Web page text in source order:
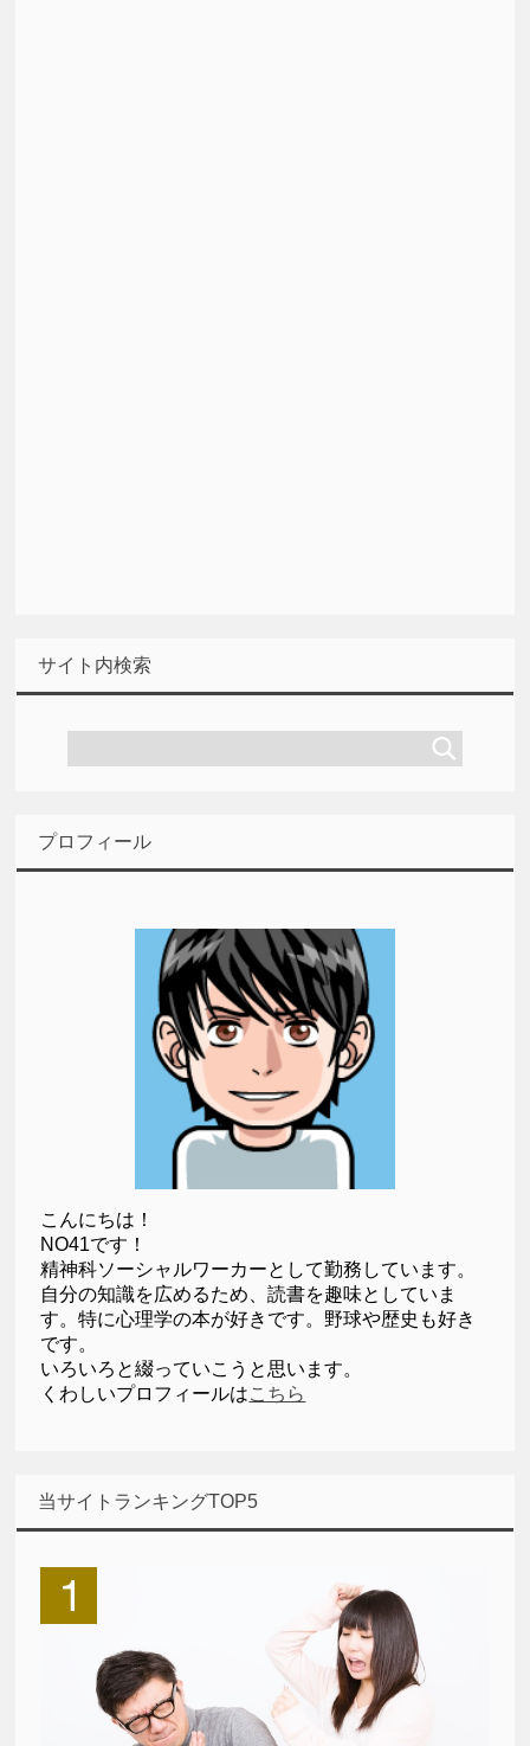
サイト内検索
プロフィール
こんにちは！
NO41です！
精神科ソーシャルワーカーとして勤務しています。
自分の知識を広めるため、読書を趣味としていま
す。特に心理学の本が好きです。野球や歴史も好き
です。
いろいろと綴っていこうと思います。
くわしいプロフィールはこちら
当サイトランキングTOP5